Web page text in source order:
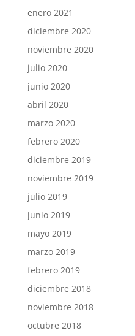
enero 2021
diciembre 2020
noviembre 2020
julio 2020
junio 2020
abril 2020
marzo 2020
febrero 2020
diciembre 2019
noviembre 2019
julio 2019
junio 2019
mayo 2019
marzo 2019
febrero 2019
diciembre 2018
noviembre 2018
octubre 2018